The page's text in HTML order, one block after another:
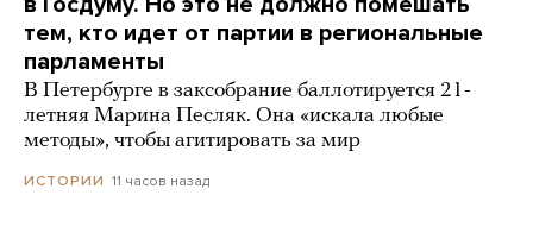
тем, кто идет от партии в региональные
парламенты
В Петербурге в заксобрание баллотируется 21-
летняя Марина Песляк. Она «искала любые
методы», чтобы агитировать за мир
ИСТОРИИ 11 часов назад